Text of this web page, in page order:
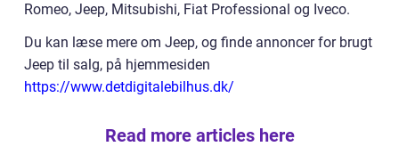
Romeo, Jeep, Mitsubishi, Fiat Professional og Iveco.
Du kan læse mere om Jeep, og finde annoncer for brugt
Jeep til salg, på hjemmesiden
https://www.detdigitalebilhus.dk/
Read more articles here